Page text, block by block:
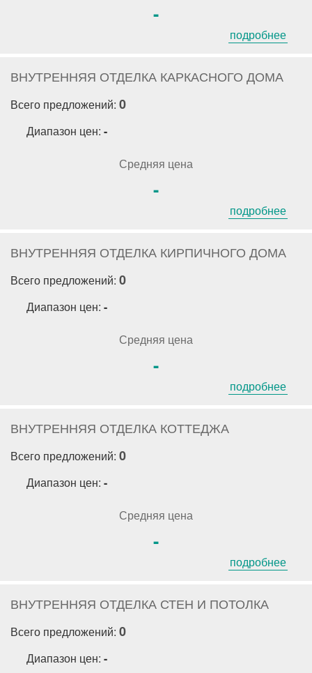
-
подробнее
ВНУТРЕННЯЯ ОТДЕЛКА КАРКАСНОГО ДОМА
Всего предложений: 0
Диапазон цен: -
Средняя цена
-
подробнее
ВНУТРЕННЯЯ ОТДЕЛКА КИРПИЧНОГО ДОМА
Всего предложений: 0
Диапазон цен: -
Средняя цена
-
подробнее
ВНУТРЕННЯЯ ОТДЕЛКА КОТТЕДЖА
Всего предложений: 0
Диапазон цен: -
Средняя цена
-
подробнее
ВНУТРЕННЯЯ ОТДЕЛКА СТЕН И ПОТОЛКА
Всего предложений: 0
Диапазон цен: -